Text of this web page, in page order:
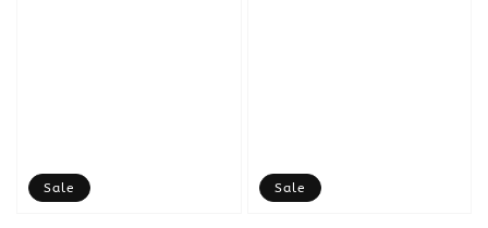
Sale Sale